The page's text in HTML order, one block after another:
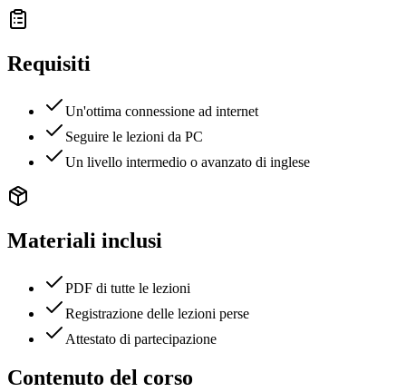
Requisiti
Un'ottima connessione ad internet
Seguire le lezioni da PC
Un livello intermedio o avanzato di inglese
Materiali inclusi
PDF di tutte le lezioni
Registrazione delle lezioni perse
Attestato di partecipazione
Contenuto del corso